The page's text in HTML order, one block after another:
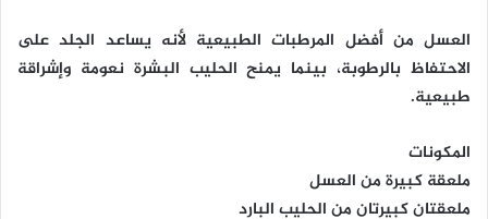
العسل من أفضل المرطبات الطبيعية لأنه يساعد الجلد على
الاحتفاظ بالرطوبة، بينما يمنح الحليب البشرة نعومة وإشراقة
طبيعية.
المكونات
ملعقة كبيرة من العسل
ملعقتان كبيرتان من الحليب البارد